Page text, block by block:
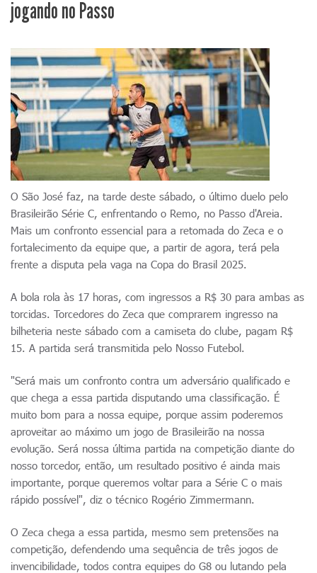
jogando no Passo
O São José faz, na tarde deste sábado, o último duelo pelo
Brasileirão Série C, enfrentando o Remo, no Passo d'Areia.
Mais um confronto essencial para a retomada do Zeca e o
fortalecimento da equipe que, a partir de agora, terá pela
frente a disputa pela vaga na Copa do Brasil 2025.
A bola rola às 17 horas, com ingressos a R$ 30 para ambas as
torcidas. Torcedores do Zeca que comprarem ingresso na
bilheteria neste sábado com a camiseta do clube, pagam R$
15. A partida será transmitida pelo Nosso Futebol.
"Será mais um confronto contra um adversário qualificado e
que chega a essa partida disputando uma classificação. É
muito bom para a nossa equipe, porque assim poderemos
aproveitar ao máximo um jogo de Brasileirão na nossa
evolução. Será nossa última partida na competição diante do
nosso torcedor, então, um resultado positivo é ainda mais
importante, porque queremos voltar para a Série C o mais
rápido possível", diz o técnico Rogério Zimmermann.
O Zeca chega a essa partida, mesmo sem pretensões na
competição, defendendo uma sequência de três jogos de
invencibilidade, todos contra equipes do G8 ou lutando pela